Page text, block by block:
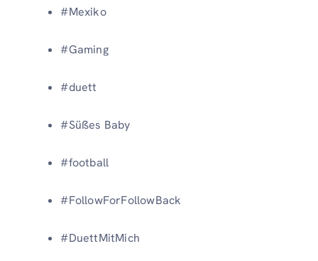
#Mexiko
#Gaming
#duett
#Süßes Baby
#football
#FollowForFollowBack
#DuettMitMich